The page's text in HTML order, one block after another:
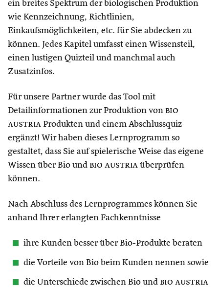
ein breites Spektrum der biologischen Produktion
wie Kennzeichnung, Richtlinien,
Einkaufsmöglichkeiten, etc. für Sie abdecken zu
können. Jedes Kapitel umfasst einen Wissensteil,
einen lustigen Quizteil und manchmal auch
Zusatzinfos.
Für unsere Partner wurde das Tool mit
Detailinformationen zur Produktion von bio
austria Produkten und einem Abschlussquiz
ergänzt! Wir haben dieses Lernprogramm so
gestaltet, dass Sie auf spielerische Weise das eigene
Wissen über Bio und bio austria überprüfen
können.
Nach Abschluss des Lernprogrammes können Sie
anhand Ihrer erlangten Fachkenntnisse
ihre Kunden besser über Bio-Produkte beraten
die Vorteile von Bio beim Kunden nennen sowie
die Unterschiede zwischen Bio und bio austria